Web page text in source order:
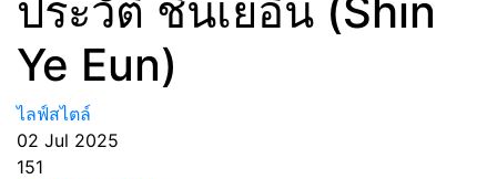
ประวัติ ชินเยอึน (Shin
Ye Eun)
ไลฟ์สไตล์
02 Jul 2025
151